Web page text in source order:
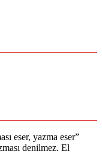
eser, yazma eser”
denilmez. El